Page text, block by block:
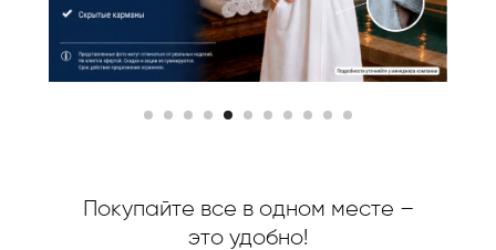
Покупайте все в одном месте –
это удобно!